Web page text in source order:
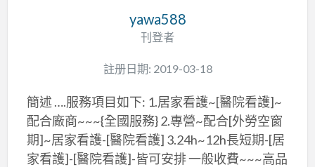
yawa588
刊登者
註册日期: 2019-03-18
簡述 ….服務項目如下: 1.居家看護~[醫院看護]~
配合廠商~~~{全國服務} 2.專營~配合[外勞空窗
期]~居家看護-[醫院看護] 3.24h~12h長短期-[居
家看護]-[醫院看護]-皆可安排 一般收費~~~高品